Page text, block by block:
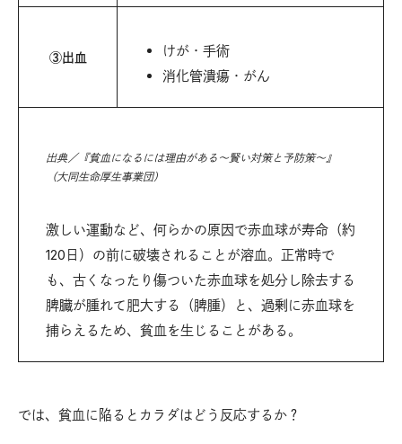
③出血
けが・手術
消化管潰瘍・がん
出典／『貧血になるには理由がある～賢い対策と予防策～』
（大同生命厚生事業団）
激しい運動など、何らかの原因で赤血球が寿命（約
120日）の前に破壊されることが溶血。正常時で
も、古くなったり傷ついた赤血球を処分し除去する
脾臓が腫れて肥大する（脾腫）と、過剰に赤血球を
捕らえるため、貧血を生じることがある。
では、貧血に陥るとカラダはどう反応するか？